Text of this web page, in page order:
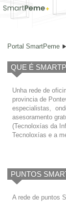
Que é
Portal SmartPeme
QUE É
Unha rede de
provincia de
especialistas,
asesoramento
(Tecnoloxías da
Tecnoloxías e a
PUNTOS
A rede de puntos